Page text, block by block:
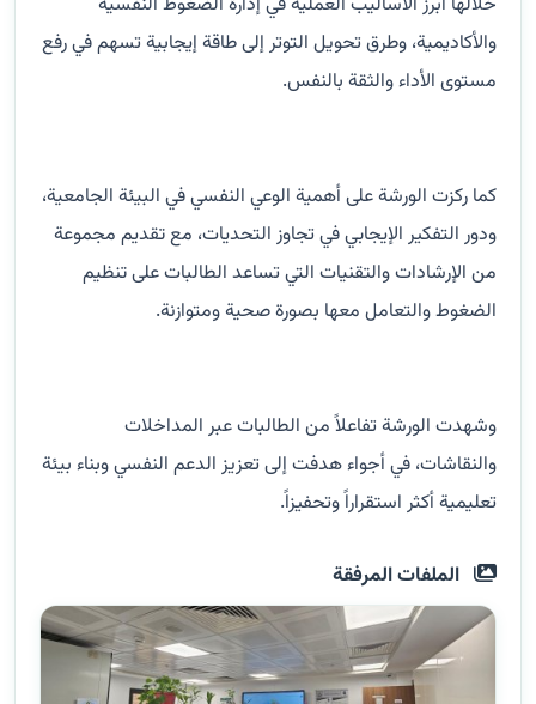
والأكاديمية، وطرق تحويل التوتر إلى طاقة إيجابية تسهم في رفع
مستوى الأداء والثقة بالنفس.
كما ركزت الورشة على أهمية الوعي النفسي في البيئة الجامعية،
ودور التفكير الإيجابي في تجاوز التحديات، مع تقديم مجموعة
من الإرشادات والتقنيات التي تساعد الطالبات على تنظيم
الضغوط والتعامل معها بصورة صحية ومتوازنة.
وشهدت الورشة تفاعلاً من الطالبات عبر المداخلات
والنقاشات، في أجواء هدفت إلى تعزيز الدعم النفسي وبناء بيئة
تعليمية أكثر استقراراً وتحفيزاً.
الملفات المرفقة